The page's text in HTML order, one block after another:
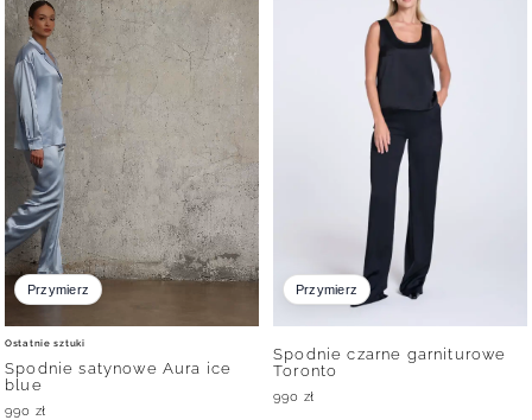
Przymierz
Spodnie satynowe Aura ice
blue
990 zł
Ostatnie sztuki
Przymierz
Spodnie czarne garniturowe
Toronto
990 zł